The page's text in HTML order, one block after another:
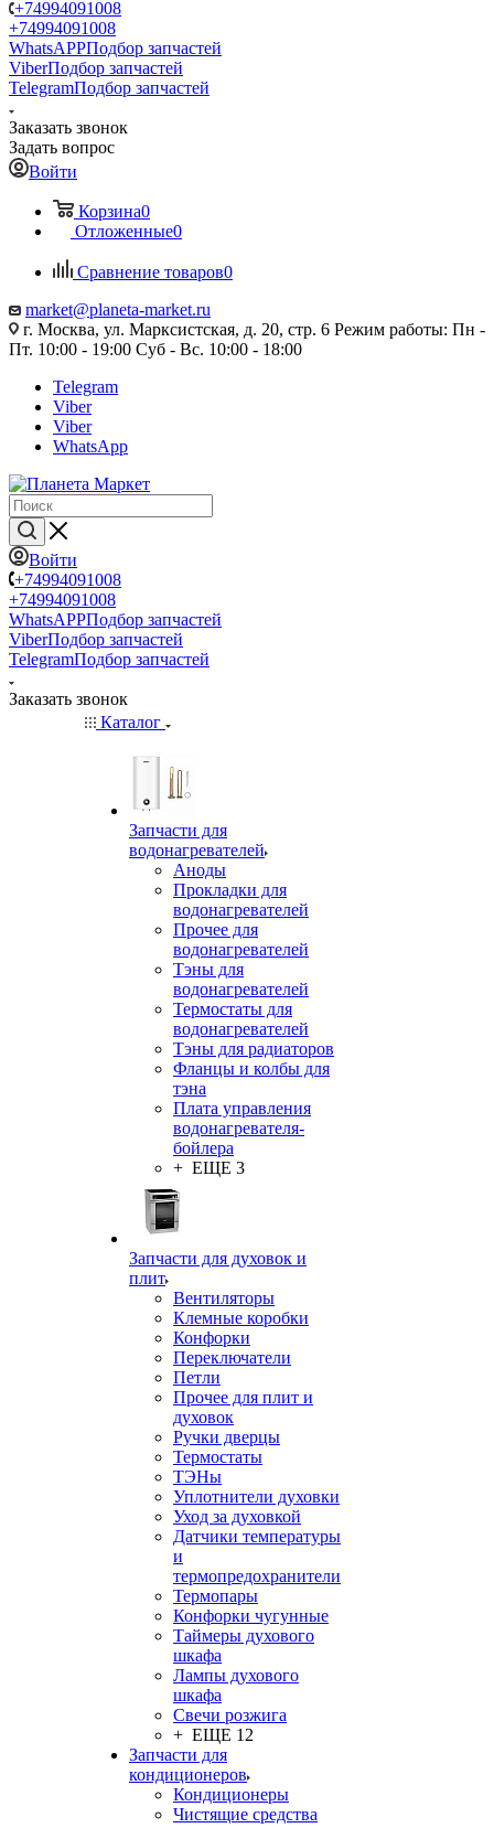
+74994091008
+74994091008
WhatsAPPПодбор запчастей
ViberПодбор запчастей
TelegramПодбор запчастей
Заказать звонок
Задать вопрос
Войти
Корзина0
Отложенные0
Сравнение товаров0
market@planeta-market.ru
г. Москва, ул. Марксистская, д. 20, стр. 6 Режим работы: Пн -
Пт. 10:00 - 19:00 Суб - Вс. 10:00 - 18:00
Telegram
Viber
Viber
WhatsApp
Войти
+74994091008
+74994091008
WhatsAPPПодбор запчастей
ViberПодбор запчастей
TelegramПодбор запчастей
Заказать звонок
Каталог
Запчасти для
водонагревателей
Аноды
Прокладки для
водонагревателей
Прочее для
водонагревателей
Тэны для
водонагревателей
Термостаты для
водонагревателей
Тэны для радиаторов
Фланцы и колбы для
тэна
Плата управления
водонагревателя-
бойлера
+ ЕЩЕ 3
Запчасти для духовок и
плит
Вентиляторы
Клемные коробки
Конфорки
Переключатели
Петли
Прочее для плит и
духовок
Ручки дверцы
Термостаты
ТЭНы
Уплотнители духовки
Уход за духовкой
Датчики температуры
и
термопредохранители
Термопары
Конфорки чугунные
Таймеры духового
шкафа
Лампы духового
шкафа
Свечи розжига
+ ЕЩЕ 12
Запчасти для
кондиционеров
Кондиционеры
Чистящие средства